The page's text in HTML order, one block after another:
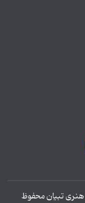
تبیان محفوظ